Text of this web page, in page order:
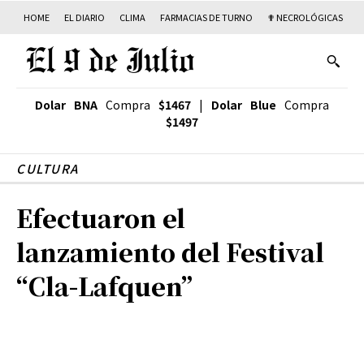
HOME EL DIARIO CLIMA FARMACIAS DE TURNO ✟ NECROLÓGICAS
Dolar BNA Compra $1467 | Dolar Blue Compra
$1497
CULTURA
Efectuaron el
lanzamiento del Festival
“Cla-Lafquen”